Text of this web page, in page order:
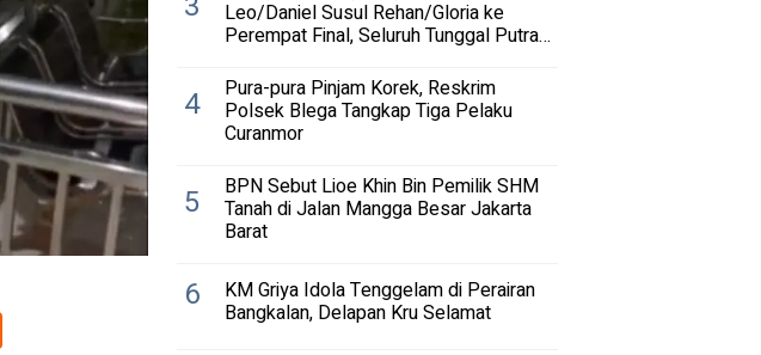
Leo/Daniel Susul Rehan/Gloria ke
Perempat Final, Seluruh Tunggal Putra
4 Pura-pura Pinjam Korek, Reskrim
Polsek Blega Tangkap Tiga Pelaku
Curanmor
5 BPN Sebut Lioe Khin Bin Pemilik SHM
Tanah di Jalan Mangga Besar Jakarta
Barat
6 KM Griya Idola Tenggelam di Perairan
Bangkalan, Delapan Kru Selamat